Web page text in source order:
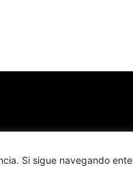
Si sigue navegando